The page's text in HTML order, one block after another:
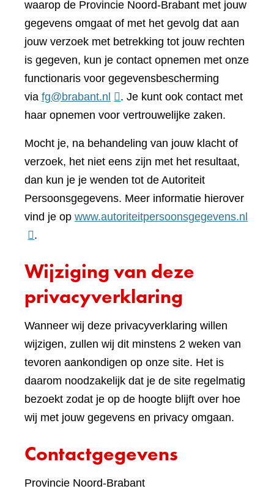
waarop de Provincie Noord-Brabant met jouw
gegevens omgaat of met het gevolg dat aan
jouw verzoek met betrekking tot jouw rechten
is gegeven, kun je contact opnemen met onze
functionaris voor gegevensbescherming
via fg@brabant.nl
. Je kunt ook contact met
haar opnemen voor vertrouwelijke zaken.
Mocht je, na behandeling van jouw klacht of
verzoek, het niet eens zijn met het resultaat,
dan kun je je wenden tot de Autoriteit
Persoonsgegevens. Meer informatie hierover
vind je op www.autoriteitpersoonsgegevens.nl
.
Wijziging van deze
privacyverklaring
Wanneer wij deze privacyverklaring willen
wijzigen, zullen wij dit minstens 2 weken van
tevoren aankondigen op onze site. Het is
daarom noodzakelijk dat je de site regelmatig
bezoekt zodat je op de hoogte blijft over hoe
wij met jouw gegevens en privacy omgaan.
Contactgegevens
Provincie Noord-Brabant